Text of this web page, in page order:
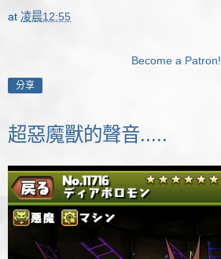
at 凌晨12:55
Become a Patron!
分享
超惡魔獸的聲音.....